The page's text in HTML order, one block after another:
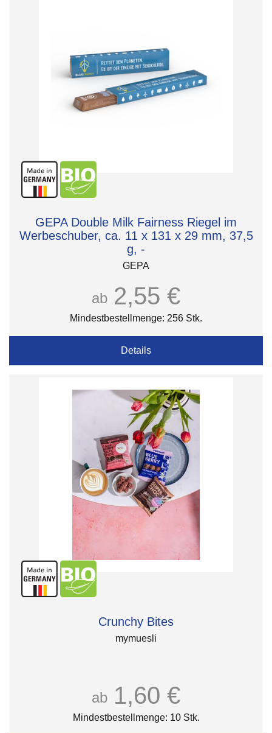
GEPA Double Milk Fairness Riegel im
Werbeschuber, ca. 11 x 131 x 29 mm, 37,5
g, -
GEPA
ab 2,55 €
Mindestbestellmenge: 256 Stk.
Details
Crunchy Bites
mymuesli
ab 1,60 €
Mindestbestellmenge: 10 Stk.